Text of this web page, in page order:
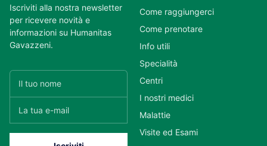
Iscriviti alla nostra newsletter
per ricevere novità e
informazioni su Humanitas
Gavazzeni.
Come raggiungerci
Come prenotare
Info utili
Specialità
Centri
I nostri medici
Malattie
Visite ed Esami